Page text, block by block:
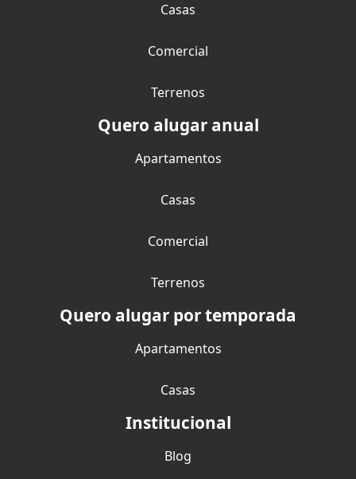
Casas
Comercial
Terrenos
Quero alugar anual
Apartamentos
Casas
Comercial
Terrenos
Quero alugar por temporada
Apartamentos
Casas
Institucional
Blog